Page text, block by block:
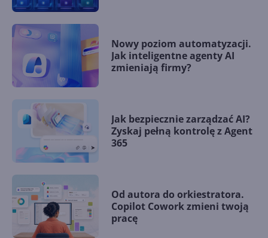
Nowy poziom automatyzacji.
Jak inteligentne agenty AI
zmieniają firmy?
Jak bezpiecznie zarządzać AI?
Zyskaj pełną kontrolę z Agent
365
Od autora do orkiestratora.
Copilot Cowork zmieni twoją
pracę